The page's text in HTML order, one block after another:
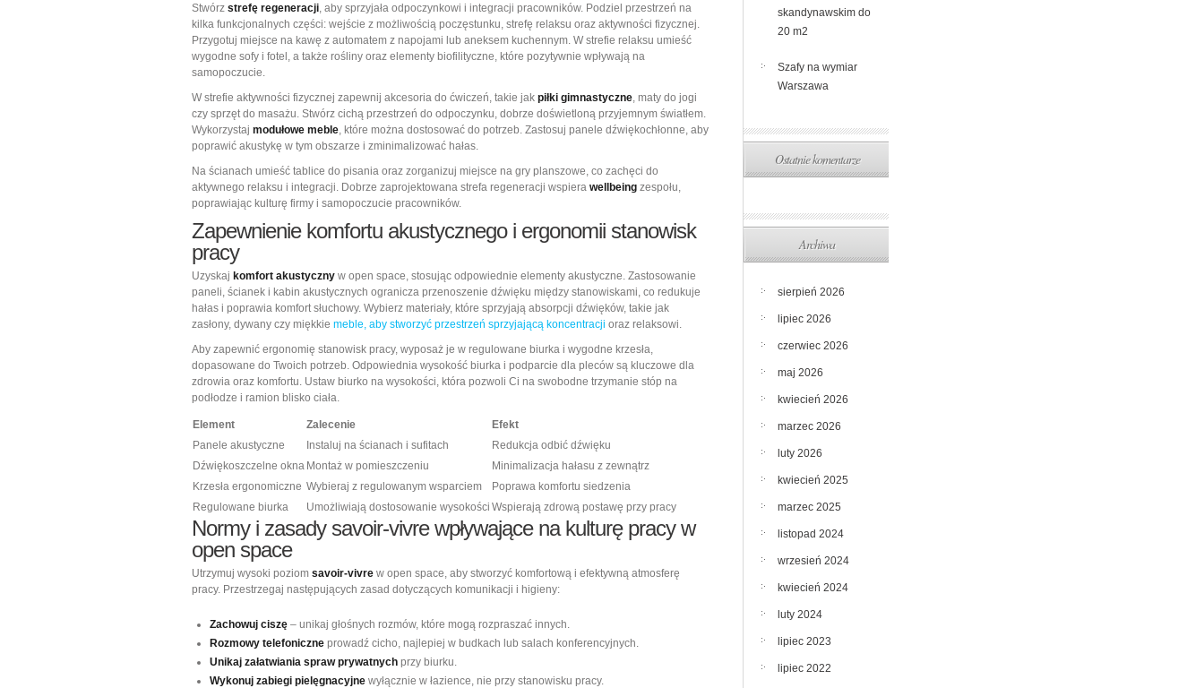
Stwórz strefę regeneracji, aby sprzyjała odpoczynkowi i integracji pracowników. Podziel przestrzeń na
kilka funkcjonalnych części: wejście z możliwością poczęstunku, strefę relaksu oraz aktywności fizycznej.
Przygotuj miejsce na kawę z automatem z napojami lub aneksem kuchennym. W strefie relaksu umieść
wygodne sofy i fotel, a także rośliny oraz elementy biofilityczne, które pozytywnie wpływają na
samopoczucie.
W strefie aktywności fizycznej zapewnij akcesoria do ćwiczeń, takie jak piłki gimnastyczne, maty do jogi
czy sprzęt do masażu. Stwórz cichą przestrzeń do odpoczynku, dobrze doświetloną przyjemnym światłem.
Wykorzystaj modułowe meble, które można dostosować do potrzeb. Zastosuj panele dźwiękochłonne, aby
poprawić akustykę w tym obszarze i zminimalizować hałas.
Na ścianach umieść tablice do pisania oraz zorganizuj miejsce na gry planszowe, co zachęci do
aktywnego relaksu i integracji. Dobrze zaprojektowana strefa regeneracji wspiera wellbeing zespołu,
poprawiając kulturę firmy i samopoczucie pracowników.
Zapewnienie komfortu akustycznego i ergonomii stanowisk
pracy
Uzyskaj komfort akustyczny w open space, stosując odpowiednie elementy akustyczne. Zastosowanie
paneli, ścianek i kabin akustycznych ogranicza przenoszenie dźwięku między stanowiskami, co redukuje
hałas i poprawia komfort słuchowy. Wybierz materiały, które sprzyjają absorpcji dźwięków, takie jak
zasłony, dywany czy miękkie meble, aby stworzyć przestrzeń sprzyjającą koncentracji oraz relaksowi.
Aby zapewnić ergonomię stanowisk pracy, wyposaż je w regulowane biurka i wygodne krzesła,
dopasowane do Twoich potrzeb. Odpowiednia wysokość biurka i podparcie dla pleców są kluczowe dla
zdrowia oraz komfortu. Ustaw biurko na wysokości, która pozwoli Ci na swobodne trzymanie stóp na
podłodze i ramion blisko ciała.
Element Zalecenie
Efekt
Panele akustyczne
Instaluj na ścianach i sufitach
Redukcja odbić dźwięku
Dźwiękoszczelne okna Montaż w pomieszczeniu
Minimalizacja hałasu z zewnątrz
Krzesła ergonomiczne Wybieraj z regulowanym wsparciem
Poprawa komfortu siedzenia
Regulowane biurka
Umożliwiają dostosowanie wysokości Wspierają zdrową postawę przy pracy
Normy i zasady savoir-vivre wpływające na kulturę pracy w
open space
Utrzymuj wysoki poziom savoir-vivre w open space, aby stworzyć komfortową i efektywną atmosferę
pracy. Przestrzegaj następujących zasad dotyczących komunikacji i higieny:
Zachowuj ciszę – unikaj głośnych rozmów, które mogą rozpraszać innych.
Rozmowy telefoniczne prowadź cicho, najlepiej w budkach lub salach konferencyjnych.
Unikaj załatwiania spraw prywatnych przy biurku.
Wykonuj zabiegi pielęgnacyjne wyłącznie w łazience, nie przy stanowisku pracy.
skandynawskim do
20 m2
Szafy na wymiar
Warszawa
Ostatnie komentarze
Archiwa
sierpień 2026
lipiec 2026
czerwiec 2026
maj 2026
kwiecień 2026
marzec 2026
luty 2026
kwiecień 2025
marzec 2025
listopad 2024
wrzesień 2024
kwiecień 2024
luty 2024
lipiec 2023
lipiec 2022